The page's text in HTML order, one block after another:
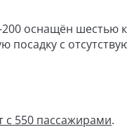
оснащён шестью
посадку с
с 550 пассажирами.